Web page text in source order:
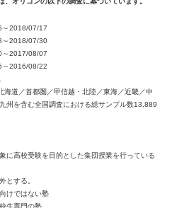
2018/07/17
～2018/07/30
2017/08/07
2016/08/22
海道／首都圏／甲信越・北陸／東海／近畿／中
州を含む全国調査における総サンプル数13,889
に高校受験を目的とした集団授業を行っている
とする。
けではない塾
生専門の塾